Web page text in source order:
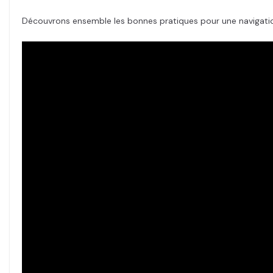
Découvrons ensemble les bonnes pratiques pour une